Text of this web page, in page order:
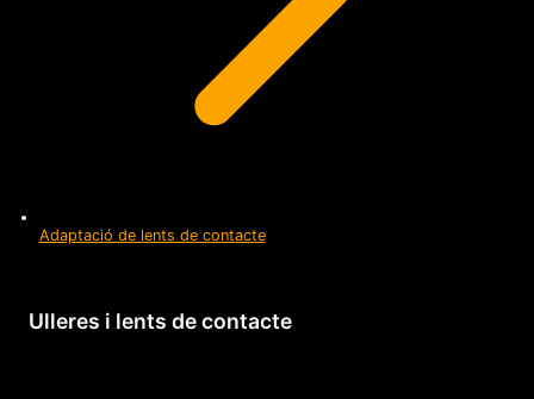
Adaptació de lents de contacte
Ulleres i lents de contacte